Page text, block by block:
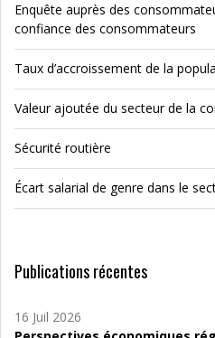
Enquête auprès des
confiance des consommateurs
Taux d’accroissement de la
Valeur ajoutée du secteur de la
Sécurité routière
Écart salarial de genre dans le
Publications récentes
16 Juil 2026